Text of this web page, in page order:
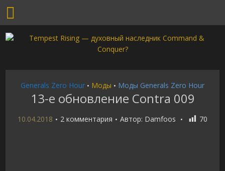
Generals Zero Hour • Моды • Моды Generals Zero Hour
13-е обновление Contra 009
10.04.2018 2 комментария Автор: Damfoos 70